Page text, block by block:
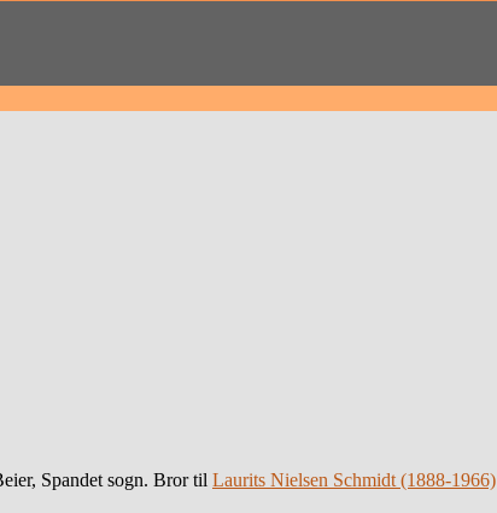
Spandet sogn. Bror til Laurits Nielsen Schmidt (1888-1966)